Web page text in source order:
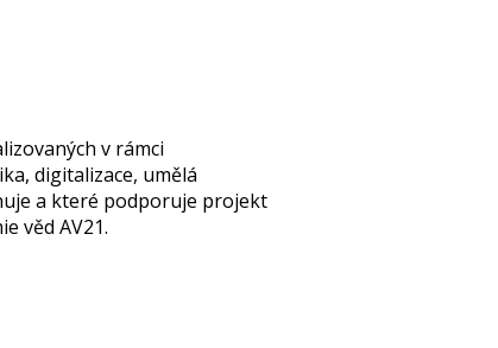
v rámci
digitalizace, umělá
a které podporuje projekt
věd AV21.